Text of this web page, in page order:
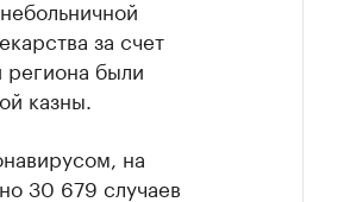
за счет
были
казны.
на
30 679 случаев